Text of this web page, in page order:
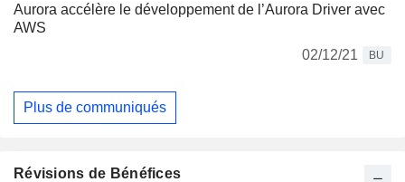
Aurora accélère le développement de l’Aurora Driver avec
AWS
02/12/21
BU
Plus de communiqués
Révisions de Bénéfices